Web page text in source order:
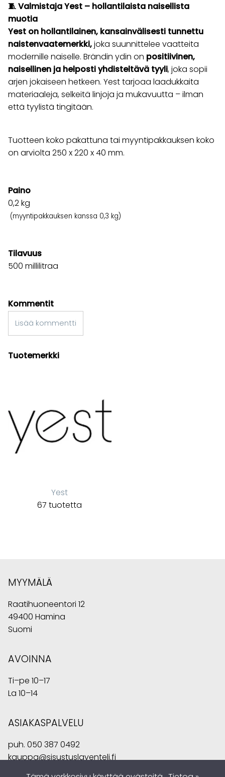
🧵 Valmistaja Yest – hollantilaista naisellista
muotia
Yest on hollantilainen, kansainvälisesti tunnettu
naistenvaatemerkki,joka suunnittelee vaatteita
modernille naiselle. Brändin ydin on positiivinen,
naisellinen ja helposti yhdisteltävä tyyli, joka sopii
arjen jokaiseen hetkeen. Yest tarjoaa laadukkaita
materiaaleja, selkeitä linjoja ja mukavuutta – ilman
että tyylistä tingitään.
Tuotteen koko pakattuna tai myyntipakkauksen koko
on arviolta 250 x 220 x 40 mm.
Paino
0,2kg
(myyntipakkauksen kanssa 0,3 kg)
Tilavuus
500 millilitraa
Kommentit
Lisää kommentti
Tuotemerkki
Yest
67 tuotetta
MYYMÄLÄ
Raatihuoneentori 12
49400 Hamina
Suomi
AVOINNA
Ti–pe 10–17
La 10–14
ASIAKASPALVELU
puh. 050 387 0492
kauppa@sisustuslaventeli.fi